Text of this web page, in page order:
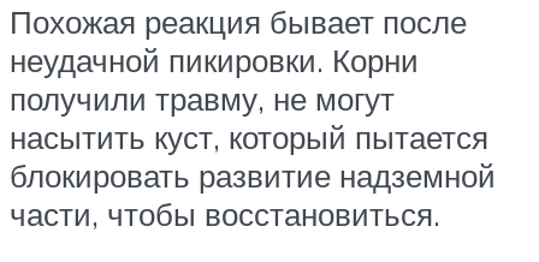
Похожая реакция бывает после
неудачной пикировки. Корни
получили травму, не могут
насытить куст, который пытается
блокировать развитие надземной
части, чтобы восстановиться.